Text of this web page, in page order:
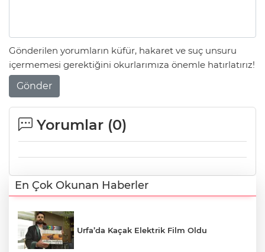
Gönderilen yorumların küfür, hakaret ve suç unsuru
içermemesi gerektiğini okurlarımıza önemle hatırlatırız!
Gönder
Yorumlar (0)
En Çok Okunan Haberler
Urfa’da Kaçak Elektrik Film Oldu